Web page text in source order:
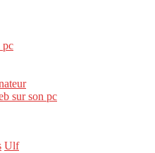
pc
sur son pc
Ulf